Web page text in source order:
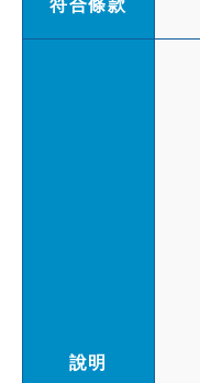
符合條款
說明